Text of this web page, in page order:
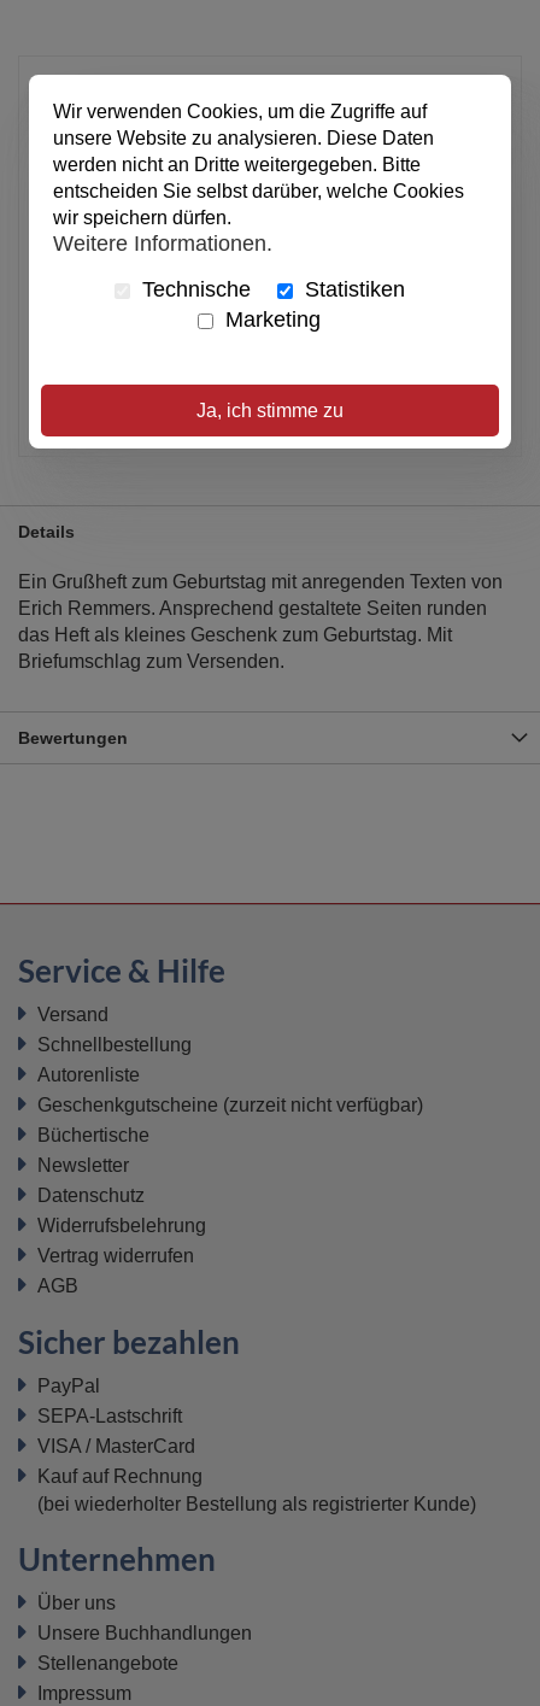
2,50 €
Anzahl
In den Warenkorb
Alle Preise inkl. MwSt.
Details
Ein Grußheft zum Geburtstag mit anregenden Texten von
Erich Remmers. Ansprechend gestaltete Seiten runden
das Heft als kleines Geschenk zum Geburtstag. Mit
Briefumschlag zum Versenden.
Bewertungen
Wir verwenden Cookies, um die Zugriffe auf
unsere Website zu analysieren. Diese Daten
werden nicht an Dritte weitergegeben. Bitte
entscheiden Sie selbst darüber, welche Cookies
wir speichern dürfen.
Weitere Informationen.
Technische
Statistiken
Marketing
Ja, ich stimme zu
Service & Hilfe
Versand
Schnellbestellung
Autorenliste
Geschenkgutscheine (zurzeit nicht verfügbar)
Büchertische
Newsletter
Datenschutz
Widerrufsbelehrung
Vertrag widerrufen
AGB
Sicher bezahlen
PayPal
SEPA-Lastschrift
VISA / MasterCard
Kauf auf Rechnung
(bei wiederholter Bestellung als registrierter Kunde)
Unternehmen
Über uns
Unsere Buchhandlungen
Stellenangebote
Impressum